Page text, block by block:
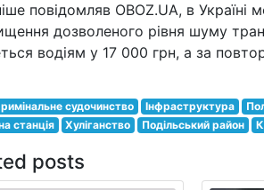
повідомляв OBOZ.UA, в
дозволеного рівня шуму
водіям у 17 000 грн, а за
судочинство Інфраструктура
станція
Хуліганство Подільський район
posts